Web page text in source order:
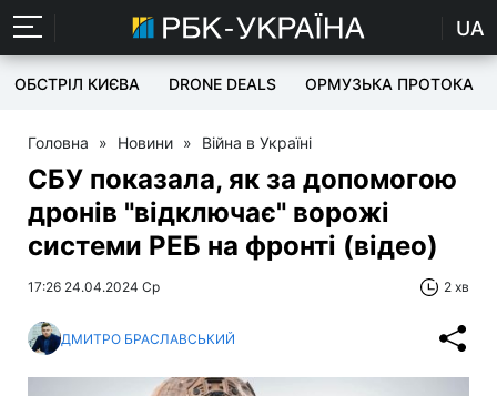
UA
ОБСТРІЛ КИЄВА DRONE DEALS ОРМУЗЬКА ПРОТОКА
Головна » Новини » Війна в Україні
СБУ показала, як за допомогою
дронів "відключає" ворожі
системи РЕБ на фронті (відео)
17:26 24.04.2024 Ср 2 хв
ДМИТРО БРАСЛАВСЬКИЙ